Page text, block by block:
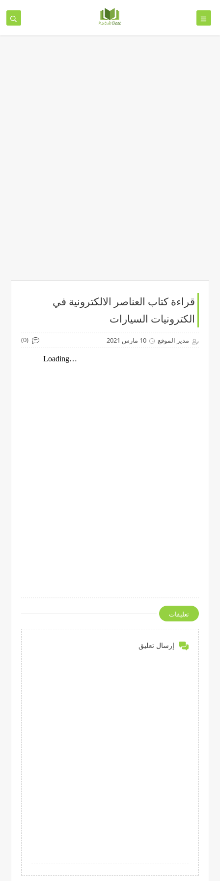
قراءة كتاب العناصر الالكترونية في
الكترونيات السيارات
مدير الموقع 10 مارس 2021 (0)
تعليقات
إرسال تعليق